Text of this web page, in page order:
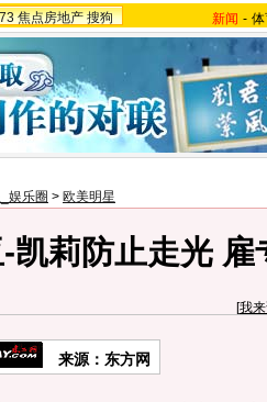
焦点房地产 搜狗 新闻 -
娱乐圈 > 欧美明星
凯莉防止走光 雇
[我
来源：东方网